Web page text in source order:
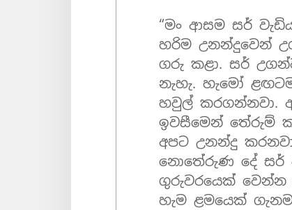
“මං ආසම සර්
හරිම උනන්දුවෙන්
ගරු කළා. සර්
නැහැ. හැමෝ
හවුල් කරගන්නවා.
ඉවසීමෙන් තේරුම්
අපට උනන්දු
නොතේරුණ දේ සර්
ගුරුවරයෙක් වෙන්න
හැම ළමයෙක්